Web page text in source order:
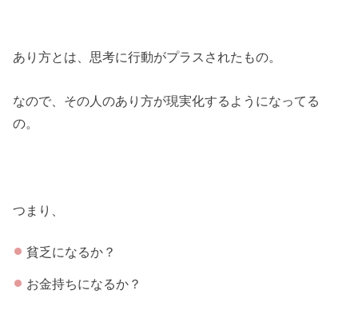
あり方とは、思考に行動がプラスされたもの。
なので、その人のあり方が現実化するようになってる
の。
つまり、
貧乏になるか？
お金持ちになるか？